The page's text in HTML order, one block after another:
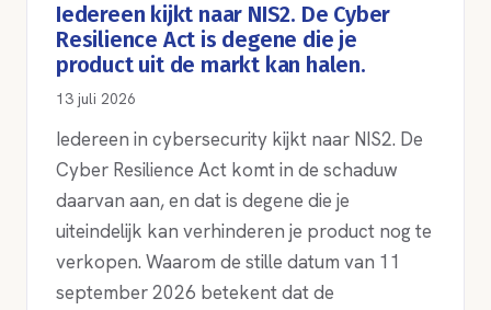
Iedereen kijkt naar NIS2. De Cyber
Resilience Act is degene die je
product uit de markt kan halen.
13 juli 2026
Iedereen in cybersecurity kijkt naar NIS2. De
Cyber Resilience Act komt in de schaduw
daarvan aan, en dat is degene die je
uiteindelijk kan verhinderen je product nog te
verkopen. Waarom de stille datum van 11
september 2026 betekent dat de